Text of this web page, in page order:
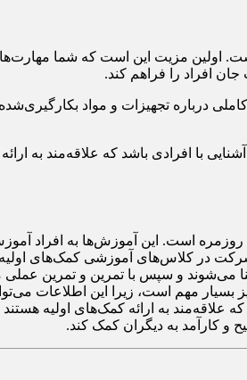
مزیت این است که شما مهارت‌های
افراد را فراهم کند.
درباره تجهیزات و مواد
افرادی باشد که علاقه‌مند به
است. این آموزش‌ها به افراد
در کلاس‌های آموزشی کمک‌های اولیه،
می‌شوند و سپس با تمرین و تمرین
بسیار مهم است، زیرا این اطلاعات
به ارائه کمک‌های اولیه
و کارآمد به دیگران کمک کند.